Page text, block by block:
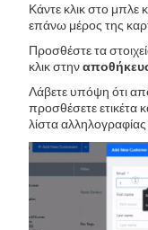
Κάντε κλικ στο μπλε
επάνω μέρος της
Προσθέστε τα
κλικ στην
Λάβετε υπόψη ότι
προσθέσετε ετικέτα
λίστα